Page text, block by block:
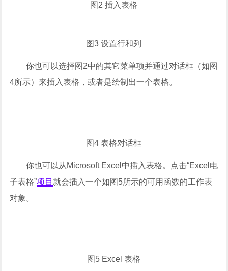
图2 插入表格
图3 设置行和列
你也可以选择图2中的其它菜单项并通过对话框（如图
4所示）来插入表格，或者是绘制出一个表格。
图4 表格对话框
你也可以从Microsoft Excel中插入表格。点击“Excel电
子表格”项目 就会插入一个如图5所示的可用函数的工作表
对象。
图5 Excel 表格